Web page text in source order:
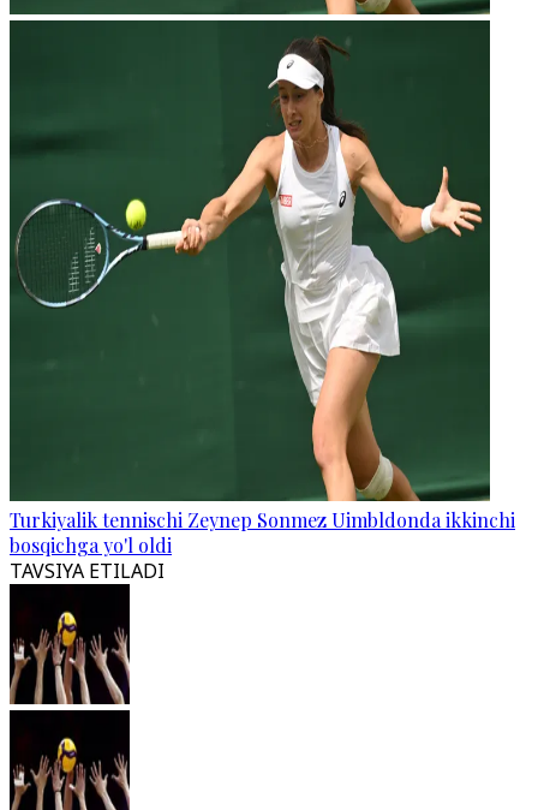
Turkiyalik tennischi Zeynep Sonmez Uimbldonda ikkinchi
bosqichga yo'l oldi
TAVSIYA ETILADI